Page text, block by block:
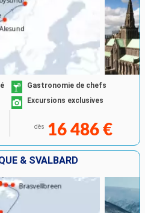
Gastronomie de chefs
Excursions exclusives
dès 16 486 €
& SVALBARD